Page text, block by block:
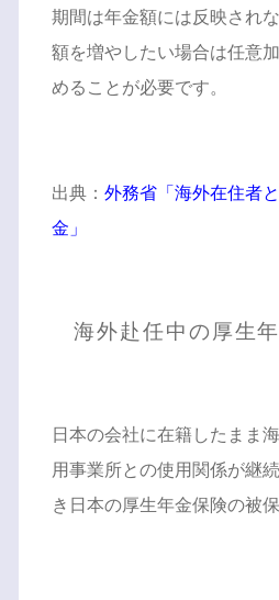
期間は年金額には反映され
額を増やしたい場合は任意
めることが必要です。
出典： 外務省「海外在住者
金」
海外赴任中の厚生
日本の会社に在籍したまま
用事業所との使用関係が継
き日本の厚生年金保険の被